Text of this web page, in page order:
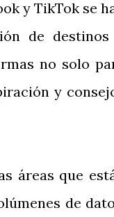
y TikTok se
de
no solo
y
áreas que
de